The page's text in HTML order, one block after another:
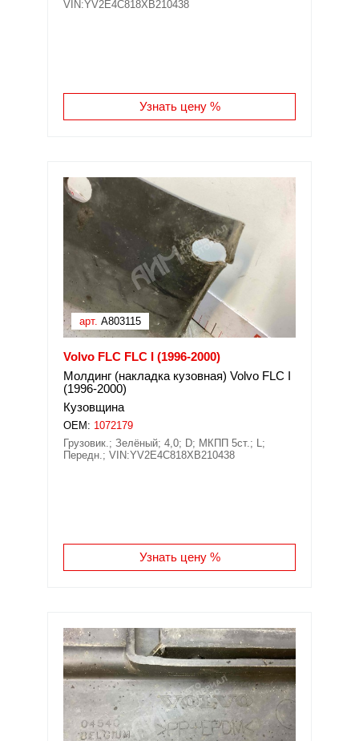
VIN:YV2E4C818XB210438
Узнать цену %
арт. A803115
Volvo FLC FLC I (1996-2000)
Молдинг (накладка кузовная) Volvo FLC I
(1996-2000)
Кузовщина
OEM: 1072179
Грузовик.; Зелёный; 4,0; D; МКПП 5ст.; L;
Передн.; VIN:YV2E4C818XB210438
Узнать цену %